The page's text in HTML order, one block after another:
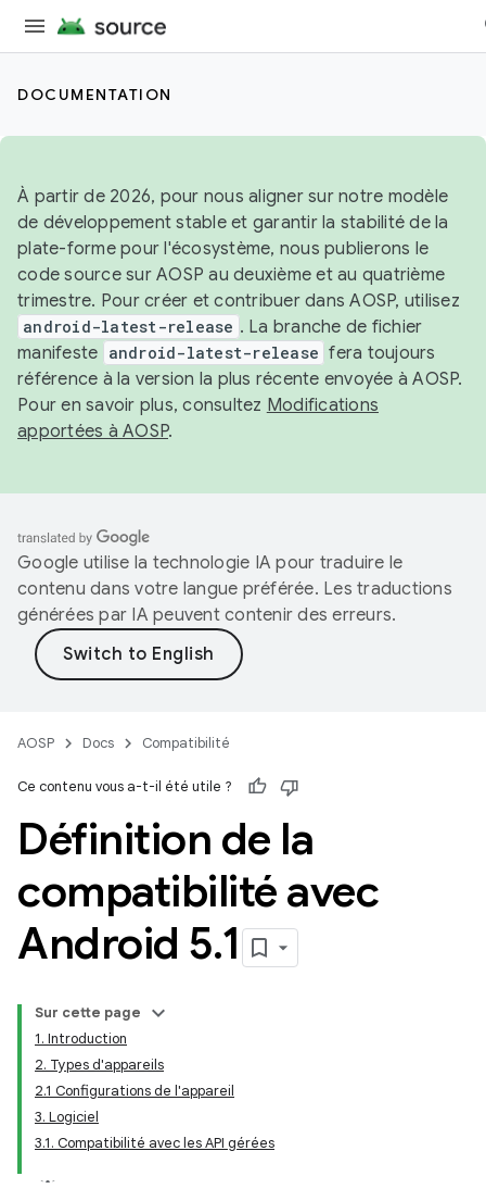
DOCUMENTATION
À partir de 2026, pour nous aligner sur notre modèle
de développement stable et garantir la stabilité de la
plate-forme pour l'écosystème, nous publierons le
code source sur AOSP au deuxième et au quatrième
trimestre. Pour créer et contribuer dans AOSP, utilisez
android-latest-release . La branche de fichier
manifeste android-latest-release fera toujours
référence à la version la plus récente envoyée à AOSP.
Pour en savoir plus, consultez Modifications
apportées à AOSP.
Google utilise la technologie IA pour traduire le
contenu dans votre langue préférée. Les traductions
générées par IA peuvent contenir des erreurs.
AOSP Docs Compatibilité
Ce contenu vous a-t-il été utile ?
Définition de la
compatibilité avec
Android 5.1
Sur cette page
1. Introduction
2. Types d'appareils
2.1 Configurations de l'appareil
3. Logiciel
3.1. Compatibilité avec les API gérées